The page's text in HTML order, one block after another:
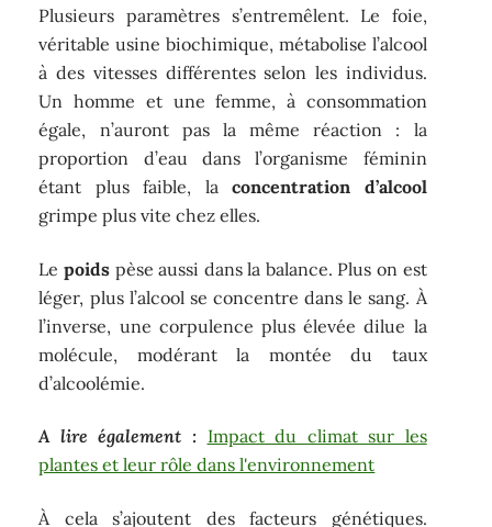
Plusieurs paramètres s’entremêlent. Le foie,
véritable usine biochimique, métabolise l’alcool
à des vitesses différentes selon les individus.
Un homme et une femme, à consommation
égale, n’auront pas la même réaction : la
proportion d’eau dans l’organisme féminin
étant plus faible, laconcentration d’alcool
grimpe plus vite chez elles.
Le poidspèse aussi dans la balance. Plus on est
léger, plus l’alcool se concentre dans le sang. À
l’inverse, une corpulence plus élevée dilue la
molécule, modérant la montée du taux
d’alcoolémie.
A lire également : Impact du climat sur les
plantes et leur rôle dans l'environnement
À cela s’ajoutent des facteurs génétiques.